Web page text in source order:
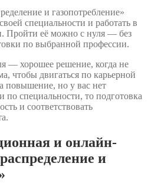
и газопотребление»
специальности и работать в
Пройти её можно с нуля — без
по выбранной профессии.
— хорошее решение, когда не
чтобы двигаться по карьерной
повышение, но у вас нет
по специальности, то подготовка
и соответствовать
и онлайн-
и